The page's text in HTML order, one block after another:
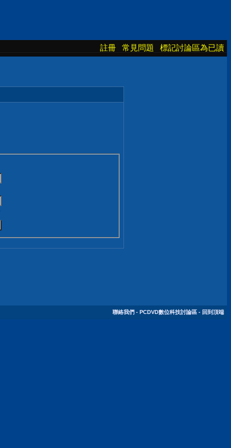
註冊 常見問題 標記討論區為已讀
聯絡我們 - PCDVD數位科技討論區 - 回到頂端